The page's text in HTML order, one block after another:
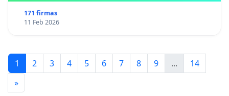
171 firmas
11 Feb 2026
1 2 3 4 5 6 7 8 9 ...
14
»